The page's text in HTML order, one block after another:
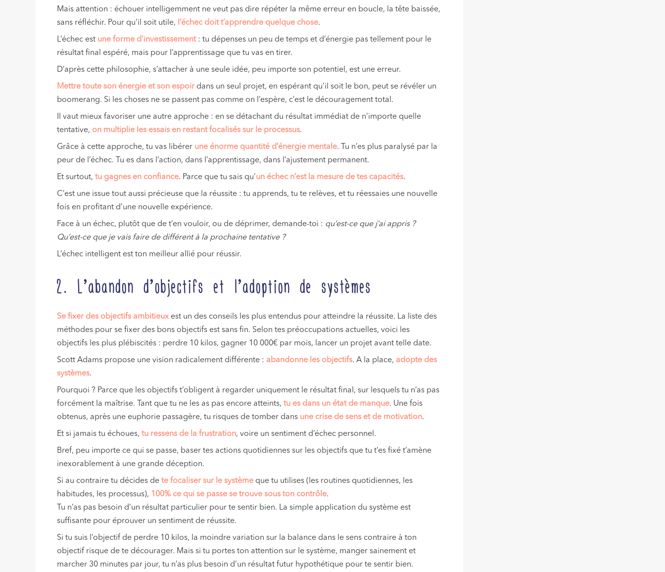
Mais attention : échouer intelligemment ne veut pas dire répéter la même erreur en boucle, la tête baissée,
sans réfléchir. Pour qu’il soit utile, l’échec doitt’apprendre quelque chose.
L’échec est une forme d’investissement: tu dépenses un peu de temps et d’énergie pas tellement pour le
résultat final espéré, mais pour l’apprentissage que tu vas en tirer.
D’après cette philosophie, s’attacher à une seule idée, peu importe son potentiel, est une erreur.
Mettre toute son énergie et son espoirdans un seul projet, en espérant qu’il soit le bon, peut se révéler un
boomerang. Si les choses ne se passent pas comme on l’espère, c’est le découragement total.
Il vaut mieux favoriser une autre approche : en se détachant du résultat immédiat de n’importe quelle
tentative, on multiplie les essais en restant focalisés sur le processus.
Grâce à cette approche, tu vas libérer une énorme quantité d’énergie mentale. Tu n’es plus paralysé par la
peur de l’échec. Tu es dans l’action, dans l’apprentissage, dans l’ajustement permanent.
Et surtout,tu gagnes en confiance. Parce que tu sais qu’un échec n’est la mesure de tes capacités.
C’est une issue tout aussi précieuse que la réussite : tu apprends, tu te relèves, et tu réessaies une nouvelle
fois en profitant d’une nouvelle expérience.
Face à un échec, plutôt que de t’en vouloir, ou de déprimer, demande-toi : qu’est-ce que j’ai appris ?
Qu’est-ce que je vais faire de différent à la prochaine tentative ?
L’échec intelligent est ton meilleur allié pour réussir.
2. L’abandon d’objectifs et l’adoption de systèmes
Se fixer des objectifs ambitieux est un des conseils les plus entendus pour atteindre la réussite. La liste des
méthodes pour se fixer des bons objectifs est sans fin. Selon tes préoccupations actuelles, voici les
objectifs les plus plébiscités : perdre 10 kilos, gagner 10 000€ par mois, lancer un projet avant telle date.
Scott Adams propose une vision radicalement différente : abandonne les objectifs. A la place, adopte des
systèmes.
Pourquoi ? Parce que les objectifs t’obligent à regarder uniquement le résultat final, sur lesquels tu n’as pas
forcément la maîtrise. Tant que tu ne les as pas encore atteints,tu es dans un état de manque. Une fois
obtenus, après une euphorie passagère, tu risques de tomber dans une crise de sens et de motivation.
Et si jamais tu échoues,tu ressens de la frustration, voire un sentiment d’échec personnel.
Bref, peu importe ce qui se passe, baser tes actions quotidiennes sur les objectifs que tu t’es fixé t’amène
inexorablement à une grande déception.
Si au contraire tu décides dete focaliser sur le système que tu utilises (les routines quotidiennes, les
habitudes, les processus), 100% ce qui se passe se trouve sous ton contrôle.
Tu n’as pas besoin d’un résultat particulier pour te sentir bien. La simple application du système est
suffisante pour éprouver un sentiment de réussite.
Si tu suis l’objectif de perdre 10 kilos, la moindre variation sur la balance dans le sens contraire à ton
objectif risque de te décourager. Mais si tu portes ton attention sur le système, manger sainement et
marcher 30 minutes par jour, tu n’as plus besoin d’un résultat futur hypothétique pour te sentir bien.